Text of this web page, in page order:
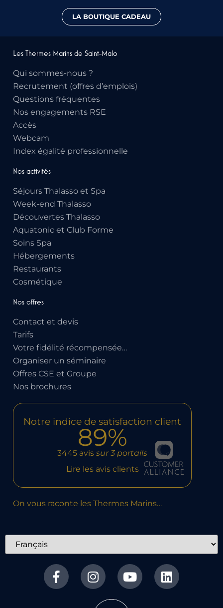
LA BOUTIQUE CADEAU
Les Thermes Marins de Saint-Malo
Qui sommes-nous ?
Recrutement (offres d’emplois)
Questions fréquentes
Nos engagements RSE
Accès
Webcam
Index égalité professionnelle
Nos activités
Séjours Thalasso et Spa
Week-end Thalasso
Découvertes Thalasso
Aquatonic et Club Forme
Soins Spa
Hébergements
Restaurants
Cosmétique
Nos offres
Contact et devis
Tarifs
Votre fidélité récompensée…
Organiser un séminaire
Offres CSE et Groupe
Nos brochures
Notre indice de satisfaction client
89%
3445 avis sur 3 portails
Lire les avis clients
On vous raconte les Thermes Marins…